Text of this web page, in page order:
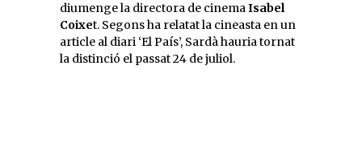
diumenge la directora de cinemaIsabel
Coixet. Segons ha relatat la cineasta en un
article al diari ‘El País’, Sardà hauria tornat
la distinció el passat 24 de juliol.